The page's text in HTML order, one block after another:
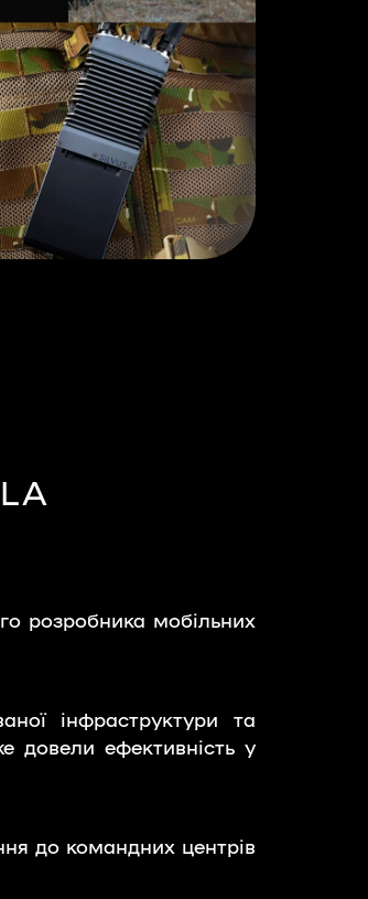
розробника мобільних
інфраструктури та
довели ефективність у
до командних центрів